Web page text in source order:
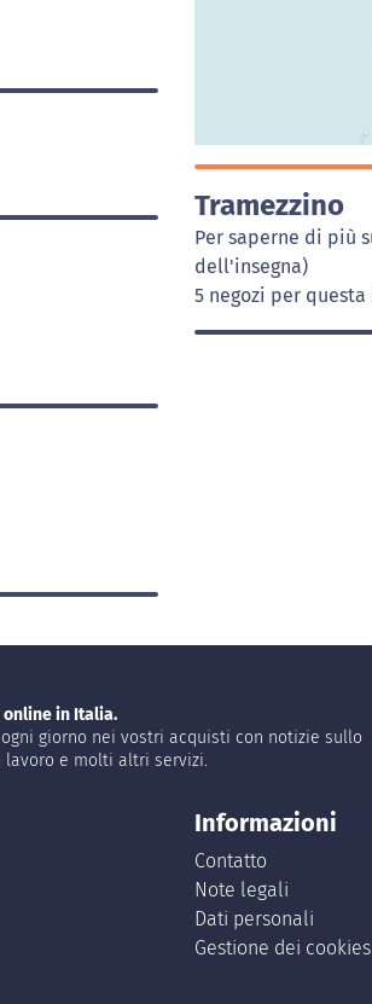
Tramezzino
Per saperne di più
dell'insegna)
5 negozi per
in Italia.
giorno nei vostri acquisti con notizie sullo
e molti altri servizi.
Informazioni
Contatto
Note legali
Dati personali
Gestione dei cookies